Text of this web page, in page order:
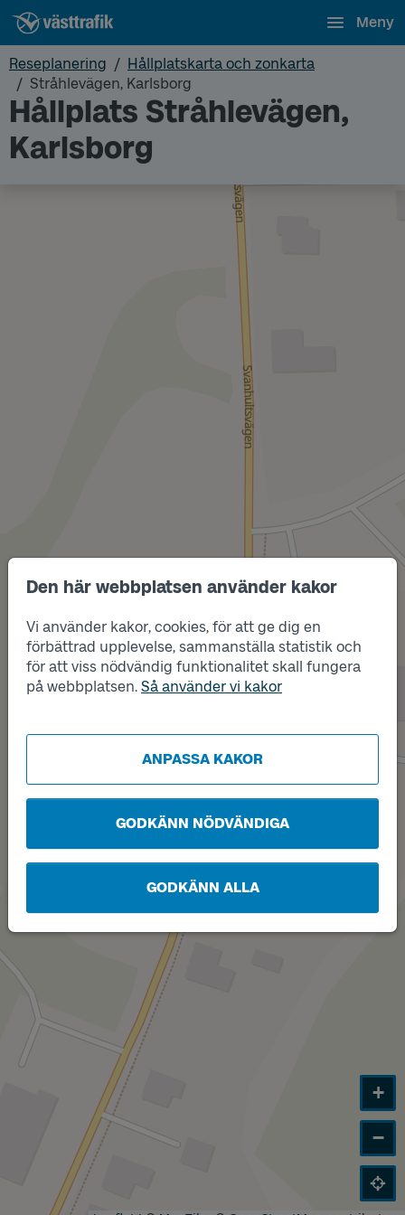
Den här webbplatsen använder kakor
Vi använder kakor, cookies, för att ge dig en
förbättrad upplevelse, sammanställa statistik och
för att viss nödvändig funktionalitet skall fungera
på webbplatsen. Så använder vi kakor
ANPASSA KAKOR
GODKÄNN NÖDVÄNDIGA
GODKÄNN ALLA
Meny
Reseplanering
Hållplatskarta och zonkarta
Stråhlevägen, Karlsborg
Hållplats Stråhlevägen,
Karlsborg
Läge
+
−